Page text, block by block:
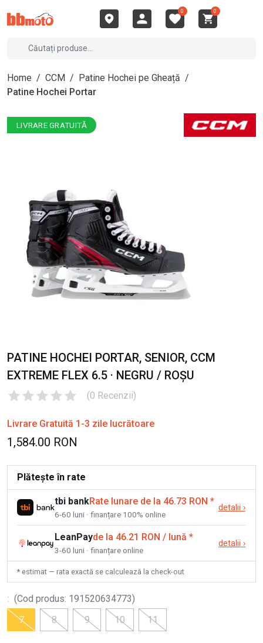
0 0
Home / CCM / Patine Hochei pe Gheață /
Patine Hochei Portar
LIVRARE GRATUITĂ
PATINE HOCHEI PORTAR, SENIOR, CCM
EXTREME FLEX 6.5 · NEGRU / ROȘU
(0 Recenzii)
Livrare Gratuită 1-3 zile lucrătoare
1,584.00 RON
Plătește în rate
tbi bankRate lunare de la 46.73 RON *
6-60 luni · finanțare 100% online
detalii ›
LeanPayde la 46.21 RON / lună *
3-60 luni · finanțare online
detalii ›
* estimat — rata exactă se calculează la check-out
: (Cod produs: 191520634773)
7
8 9 10 11